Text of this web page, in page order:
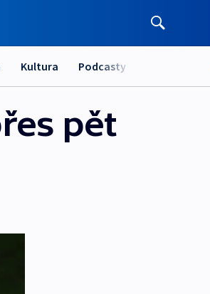
Kultura Podcasty
pět